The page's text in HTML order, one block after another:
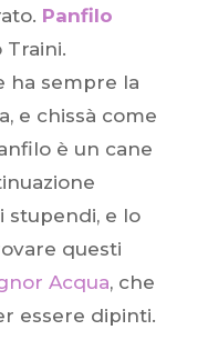
Panfilo
ha sempre la
e chissà come
è un cane
stupendi, e lo
questi
Acqua, che
essere dipinti.